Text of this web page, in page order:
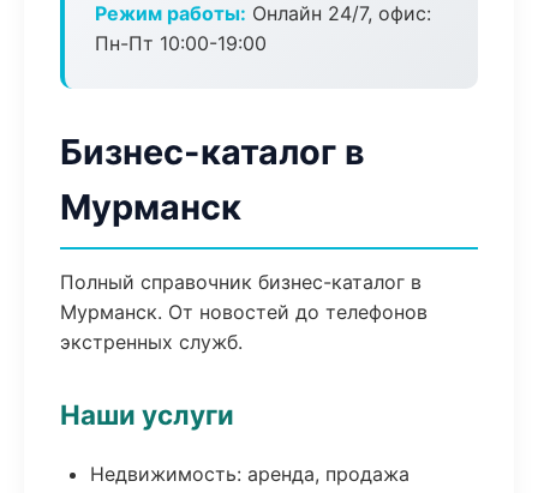
Режим работы: Онлайн 24/7, офис:
Пн-Пт 10:00-19:00
Бизнес-каталог в
Мурманск
Полный справочник бизнес-каталог в
Мурманск. От новостей до телефонов
экстренных служб.
Наши услуги
Недвижимость: аренда, продажа